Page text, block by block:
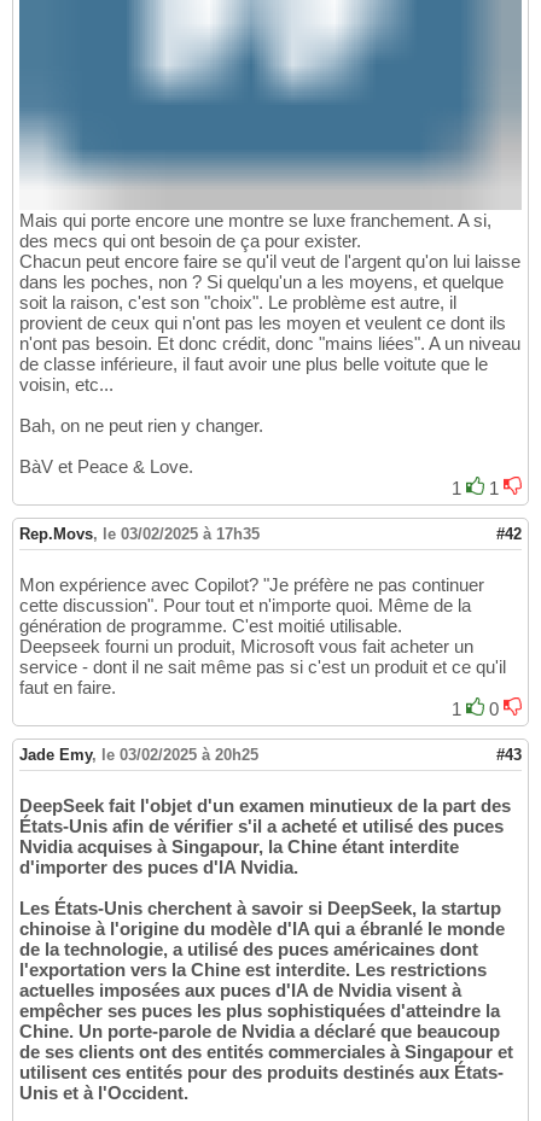
Mais qui porte encore une montre se luxe franchement. A si,
des mecs qui ont besoin de ça pour exister.
Chacun peut encore faire se qu'il veut de l'argent qu'on lui laisse
dans les poches, non ? Si quelqu'un a les moyens, et quelque
soit la raison, c'est son "choix". Le problème est autre, il
provient de ceux qui n'ont pas les moyen et veulent ce dont ils
n'ont pas besoin. Et donc crédit, donc "mains liées". A un niveau
de classe inférieure, il faut avoir une plus belle voitute que le
voisin, etc...
Bah, on ne peut rien y changer.
BàV et Peace & Love.
1
1
Rep.Movs, le 03/02/2025 à 17h35 #42
Mon expérience avec Copilot? "Je préfère ne pas continuer
cette discussion". Pour tout et n'importe quoi. Même de la
génération de programme. C'est moitié utilisable.
Deepseek fourni un produit, Microsoft vous fait acheter un
service - dont il ne sait même pas si c'est un produit et ce qu'il
faut en faire.
1
0
Jade Emy, le 03/02/2025 à 20h25 #43
DeepSeek fait l'objet d'un examen minutieux de la part des
États-Unis afin de vérifier s'il a acheté et utilisé des puces
Nvidia acquises à Singapour, la Chine étant interdite
d'importer des puces d'IA Nvidia.
Les États-Unis cherchent à savoir si DeepSeek, la startup
chinoise à l'origine du modèle d'IA qui a ébranlé le monde
de la technologie, a utilisé des puces américaines dont
l'exportation vers la Chine est interdite. Les restrictions
actuelles imposées aux puces d'IA de Nvidia visent à
empêcher ses puces les plus sophistiquées d'atteindre la
Chine. Un porte-parole de Nvidia a déclaré que beaucoup
de ses clients ont des entités commerciales à Singapour et
utilisent ces entités pour des produits destinés aux États-
Unis et à l'Occident.